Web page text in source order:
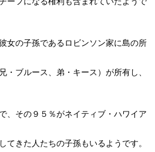
女の子孫であるロビンソン家に島の所
・ブルース、弟・キース）が所有し、
、その９５％がネイティブ・ハワイア
てきた人たちの子孫もいるようです。